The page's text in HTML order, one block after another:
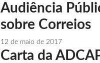
Audiência
sobre Correios
12 de maio de 2017
Carta da